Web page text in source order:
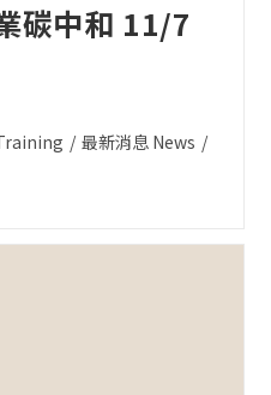
碳中和 11/7
/ 最新消息 News /